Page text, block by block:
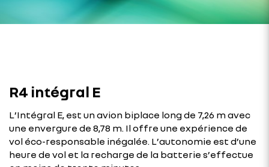
R4 intégral E
L’Intégral E, est un avion biplace long de 7,26 m avec
une envergure de 8,78 m. Il offre une expérience de
vol éco-responsable inégalée. L’autonomie est d’une
heure de vol et la recharge de la batterie s’effectue